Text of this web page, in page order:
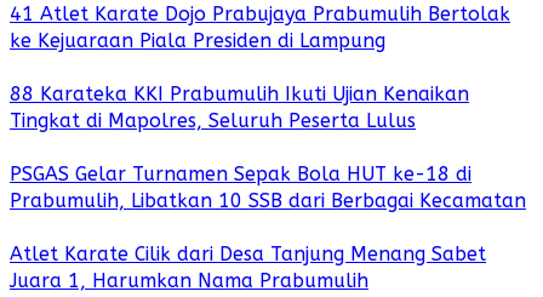
41 Atlet Karate Dojo Prabujaya Prabumulih Bertolak
ke Kejuaraan Piala Presiden di Lampung
88 Karateka KKI Prabumulih Ikuti Ujian Kenaikan
Tingkat di Mapolres, Seluruh Peserta Lulus
PSGAS Gelar Turnamen Sepak Bola HUT ke-18 di
Prabumulih, Libatkan 10 SSB dari Berbagai Kecamatan
Atlet Karate Cilik dari Desa Tanjung Menang Sabet
Juara 1, Harumkan Nama Prabumulih